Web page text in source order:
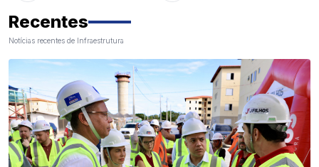
Recentes
Notícias recentes de Infraestrutura